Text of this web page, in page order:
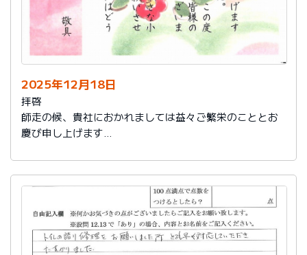
2025年12月18日
拝啓
師走の候、貴社におかれましては益々ご繁栄のこととお
慶び申し上げます
ざいました。
また、本日は心のこもったお葉書を受け取りました。ご
縁があり、この度の拙宅のリフォームを御社様にお願い
し、中田様、渡辺様をはじめ皆様のおかげをもちまし
て、毎日快適に暮らしております。ありがとうございま
した。